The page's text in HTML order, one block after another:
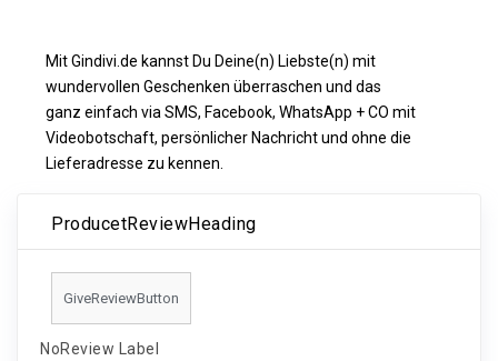
Mit Gindivi.de kannst Du Deine(n) Liebste(n) mit
wundervollen Geschenken überraschen und das
ganz einfach via SMS, Facebook, WhatsApp + CO mit
Videobotschaft, persönlicher Nachricht und ohne die
Lieferadresse zu kennen.
ProducetReviewHeading
GiveReviewButton
NoReview Label